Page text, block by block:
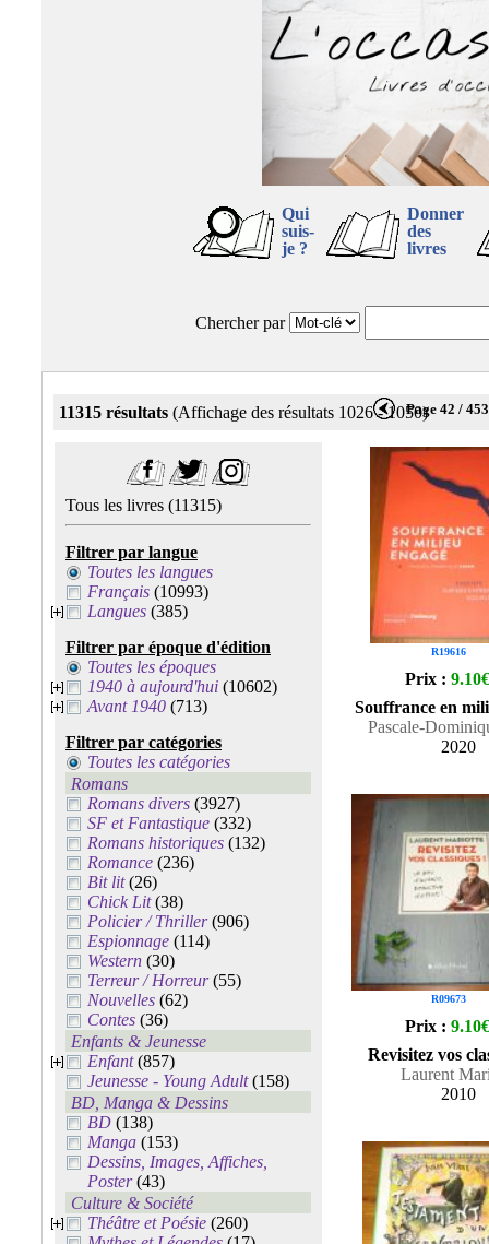
Qui
suis-
je ?
Donner
des
livres
Chercher par
11315 résultats (Affichage des résultats 1026 - 1050)Page 42 / 453
Tous les livres (11315)
Filtrer par langue
Toutes les langues
Français (10993)
Langues (385)
Filtrer par époque d'édition
Toutes les époques
1940 à aujourd'hui (10602)
Avant 1940 (713)
Filtrer par catégories
Toutes les catégories
Romans
Romans divers (3927)
SF et Fantastique (332)
Romans historiques (132)
Romance (236)
Bit lit(26)
Chick Lit(38)
Policier / Thriller(906)
Espionnage (114)
Western (30)
Terreur / Horreur(55)
Nouvelles (62)
Contes (36)
Enfants & Jeunesse
Enfant(857)
Jeunesse - Young Adult(158)
BD, Manga & Dessins
BD (138)
Manga (153)
Dessins, Images, Affiches,
Poster(43)
Culture & Société
Théâtre et Poésie (260)
R19616
Prix : 9.10€
Souffrance en
Pascale-
2020
R09673
Prix : 9.10€
Revisitez vos
Laurent
2010